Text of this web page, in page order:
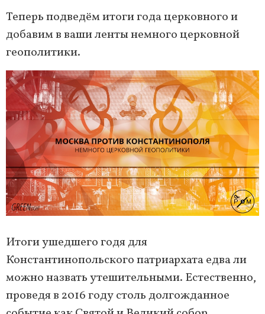
Теперь подведём итоги года церковного и
добавим в ваши ленты немного церковной
геополитики.
Итоги ушедшего годя для
Константинопольского патриархата едва ли
можно назвать утешительными. Естественно,
проведя в 2016 году столь долгожданное